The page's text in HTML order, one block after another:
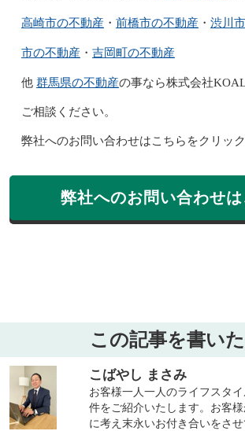
高崎市の不動産 ・ 前橋市の不動産 ・ 渋川
市の不動産 ・ 吉岡町の不動産
他 群馬県の不動産の事なら株式会社
ご相談ください。
弊社へのお問い合わせはこちらをクリッ
弊社へのお問い合わせは
この記事を書い
こばやし まさみ
お客様一人一人のライフスタ
件をご紹介いたします。お客
に考え末永いお付き合いをさ